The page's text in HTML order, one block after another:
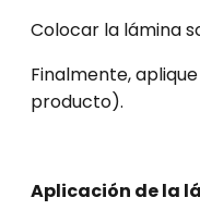
Colocar la lámina
Finalmente,
producto).
Aplicación de la